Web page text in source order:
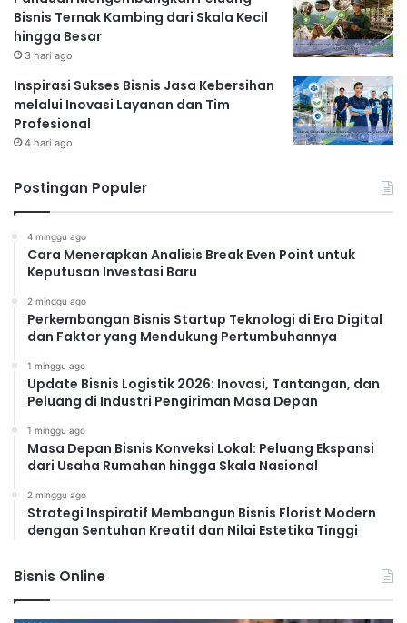
Bisnis Ternak Kambing dari Skala Kecil
hingga Besar
3 hari ago
Inspirasi Sukses Bisnis Jasa Kebersihan
melalui Inovasi Layanan dan Tim
Profesional
4 hari ago
Postingan Populer
4 minggu ago
Cara Menerapkan Analisis Break Even Point untuk
Keputusan Investasi Baru
2 minggu ago
Perkembangan Bisnis Startup Teknologi di Era Digital
dan Faktor yang Mendukung Pertumbuhannya
1 minggu ago
Update Bisnis Logistik 2026: Inovasi, Tantangan, dan
Peluang di Industri Pengiriman Masa Depan
1 minggu ago
Masa Depan Bisnis Konveksi Lokal: Peluang Ekspansi
dari Usaha Rumahan hingga Skala Nasional
2 minggu ago
Strategi Inspiratif Membangun Bisnis Florist Modern
dengan Sentuhan Kreatif dan Nilai Estetika Tinggi
Bisnis Online